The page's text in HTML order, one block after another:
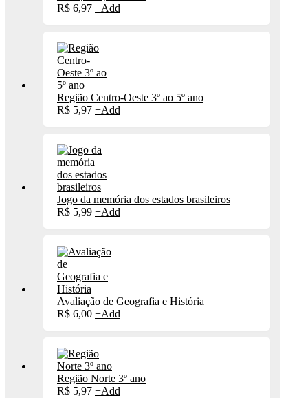
R$ 6,97 +Add
Região Centro-Oeste 3º ao 5º ano
R$ 5,97 +Add
Jogo da memória dos estados brasileiros
R$ 5,99 +Add
Avaliação de Geografia e História
R$ 6,00 +Add
Região Norte 3º ano
R$ 5,97 +Add